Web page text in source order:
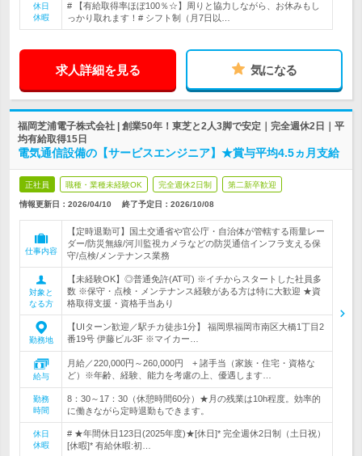
休日
休暇
# 【有給取得率ほぼ100％☆】周りと協力しながら、お休みもし
っかり取れます！# シフト制（月7日以…
求人詳細を見る 気になる
福岡芝浦電子株式会社 | 創業50年！東芝と2人3脚で安定｜完全週休2日｜平
均有給取得15日
電気通信設備の【サービスエンジニア】★賞与平均4.5ヵ月支給
正社員 職種・業種未経験OK 完全週休2日制 第二新卒歓迎
情報更新日：2026/04/10 終了予定日： 2026/10/08
仕事内容
【定時退勤可】国土交通省や官公庁・自治体が管轄する雨量レー
ダー/防災無線/河川監視カメラなどの防災通信インフラ支える保
守/点検/メンテナンス業務
対象と
なる方
【未経験OK】◎普通免許(AT可) ※イチからスタートした社員多
数 ※保守・点検・メンテナンス経験がある方は特に大歓迎 ★資
格取得支援・資格手当あり
勤務地
【UIターン歓迎／駅チカ徒歩1分】 福岡県福岡市南区大橋1丁目2
番19号 伊藤ビル3F ※マイカー…
給与
月給／220,000円～260,000円 + 諸手当（家族・住宅・資格な
ど）※年齢、経験、能力を考慮の上、優遇します…
勤務
時間
8：30～17：30（休憩時間60分）★月の残業は10h程度。効率的
に働きながら定時退勤もできます。
休日
休暇
# ★年間休日123日(2025年度)★[休日]* 完全週休2日制（土日祝）
[休暇]* 有給休暇:初…